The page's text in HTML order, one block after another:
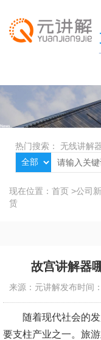
热门搜索： 无线讲解
现在位置： 首页 >公司
赁
故宫讲解器
来源：元讲解发布时间
随着现代社会的
要支柱产业之一。旅